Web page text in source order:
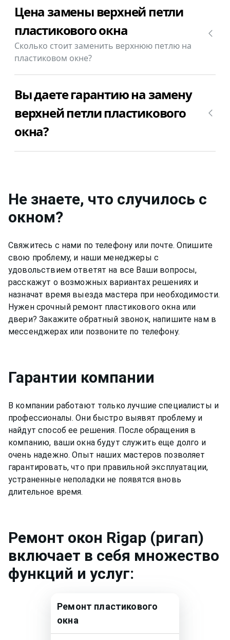
пластиковом окне. Позвоните +7(812)9563854 и
уточните сколько будет стоить замена верхней
петли пластикового окна Rigap (ригап) в Вашем
случае.
Цена замены верхней петли
пластикового окна
Сколько стоит заменить верхнюю петлю на
пластиковом окне?
(ригап) стоит от 1000₽.
Вы даете гарантию на замену
верхней петли пластикового
окна?
Не знаете, что случилось с
окном?
Свяжитесь с нами по телефону или почте. Опишите
свою проблему, и наши менеджеры с
удовольствием ответят на все Ваши вопросы,
расскажут о возможных вариантах решениях и
назначат время выезда мастера при необходимости.
Нужен срочный ремонт пластикового окна или
двери? Закажите обратный звонок, напишите нам в
мессенджерах или позвоните по телефону.
Гарантии компании
В компании работают только лучшие специалисты и
профессионалы. Они быстро выявят проблему и
найдут способ ее решения. После обращения в
компанию, ваши окна будут служить еще долго и
очень надежно. Опыт наших мастеров позволяет
гарантировать, что при правильной эксплуатации,
устраненные неполадки не появятся вновь
длительное время.
Ремонт окон Rigap (ригап)
включает в себя множество
функций и услуг:
Ремонт пластикового
окна